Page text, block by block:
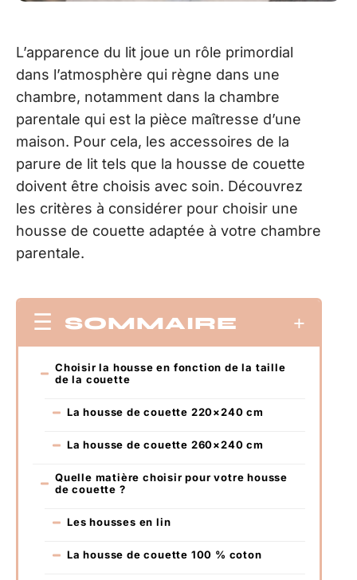
L’apparence du lit joue un rôle primordial
dans l’atmosphère qui règne dans une
chambre, notamment dans la chambre
parentale qui est la pièce maîtresse d’une
maison. Pour cela, les accessoires de la
parure de lit tels que la housse de couette
doivent être choisis avec soin. Découvrez
les critères à considérer pour choisir une
housse de couette adaptée à votre chambre
parentale.
SOMMAIRE
Choisir la housse en fonction de la taille
de la couette
La housse de couette 220×240 cm
La housse de couette 260×240 cm
Quelle matière choisir pour votre housse
de couette ?
Les housses en lin
La housse de couette 100 % coton